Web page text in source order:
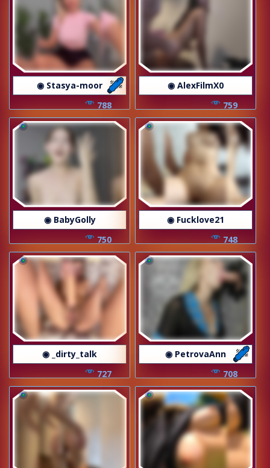
◉ Stasya-moor
788
◉ AlexFilmX0
759
◉ BabyGolly
750
◉ Fucklove21
748
◉ _dirty_talk
727
◉ PetrovaAnn
708